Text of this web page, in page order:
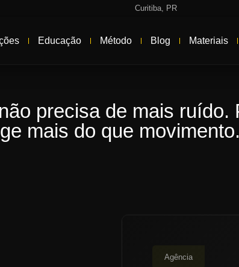
Curitiba, PR
Educação Método Blog Materiais
precisa de mais ruído.
mais do que
Agência